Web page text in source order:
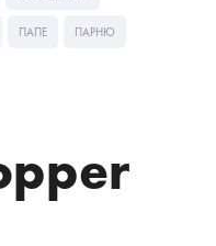
ПАПЕ ПАРНЮ